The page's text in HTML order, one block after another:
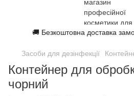
🚚 Безкоштовна доставка
Засоби для дезінфекції
Контейнер для
чорний